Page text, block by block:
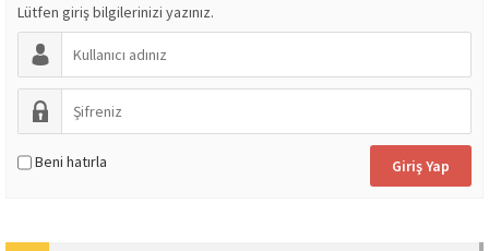
Lütfen giriş bilgilerinizi yazınız.
Beni hatırla